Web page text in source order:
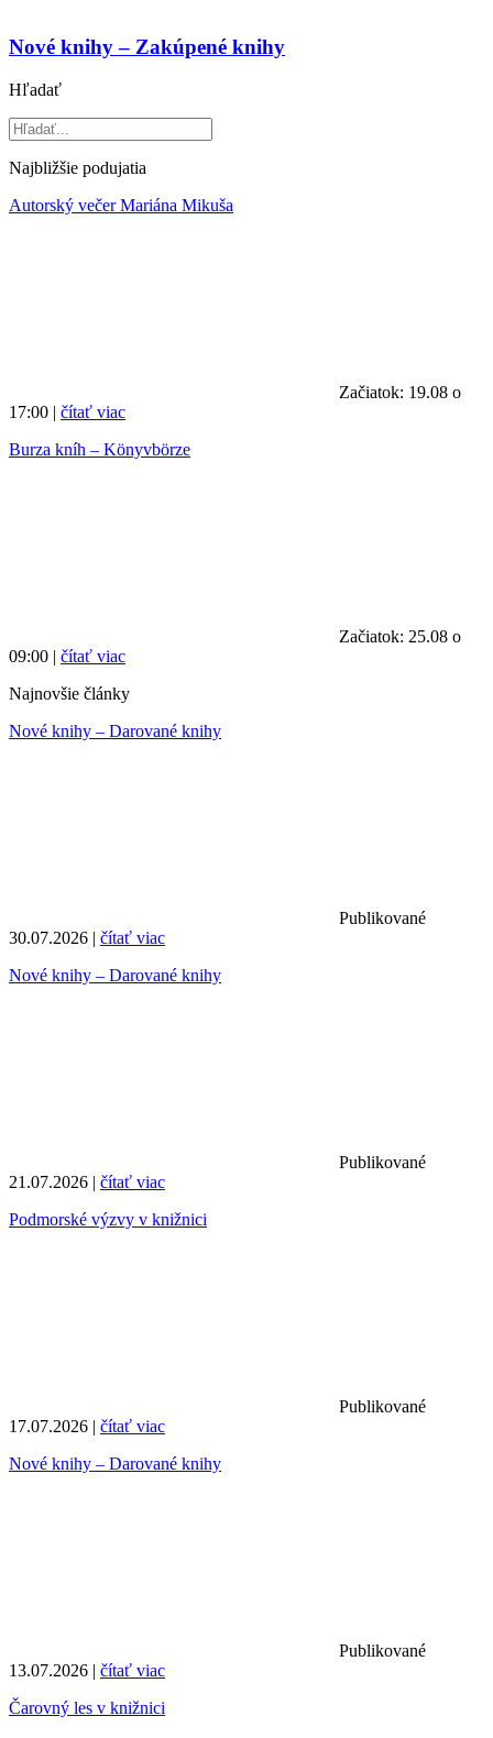
Nové knihy – Zakúpené knihy
Hľadať
Najbližšie podujatia
Autorský večer Mariána Mikuša
Začiatok: 19.08 o
17:00 | čítať viac
Burza kníh – Könyvbörze
Začiatok: 25.08 o
09:00 | čítať viac
Najnovšie články
Nové knihy – Darované knihy
Publikované
30.07.2026 | čítať viac
Nové knihy – Darované knihy
Publikované
21.07.2026 | čítať viac
Podmorské výzvy v knižnici
Publikované
17.07.2026 | čítať viac
Nové knihy – Darované knihy
Publikované
13.07.2026 | čítať viac
Čarovný les v knižnici